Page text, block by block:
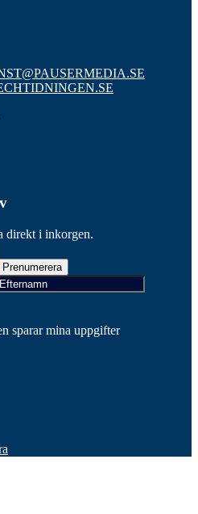
direkt i inkorgen.
sparar mina uppgifter